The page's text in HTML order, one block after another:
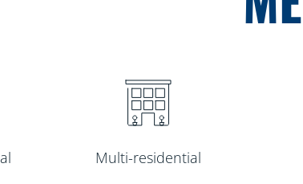
Multi-residential